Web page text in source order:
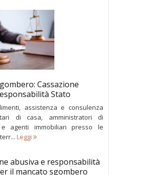
Cassazione
Stato
assistenza e consulenza
di casa, amministratori di
e agenti immobiliari presso le
Leggi
abusiva e responsabilità
il mancato sgombero